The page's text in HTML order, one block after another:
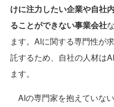
けに注力したい企業や自社
ることができない事業会社
ます。AIに関する専門性が
託するため、自社の人材は
ます。
AIの専門家を抱えていな